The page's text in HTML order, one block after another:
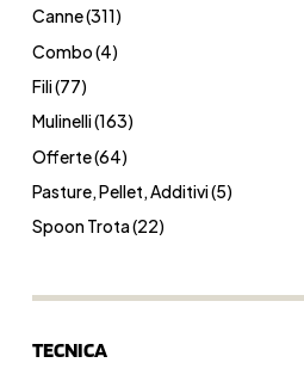
Canne(311)
Combo(4)
Fili(77)
Mulinelli(163)
Offerte(64)
Pasture, Pellet, Additivi(5)
Spoon Trota(22)
TECNICA